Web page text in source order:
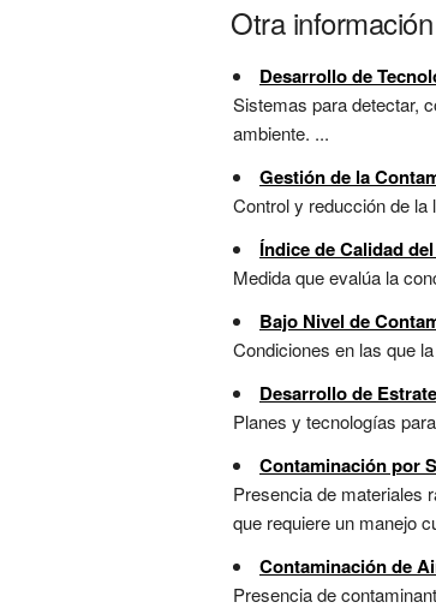
Otra
Desarrollo de
Sistemas para detectar,
ambiente. ...
Gestión de la
Control y reducción de
Índice de Calidad
Medida que evalúa la
Bajo Nivel de
Condiciones en las que
Desarrollo de
Planes y tecnologías
Contaminación por
Presencia de materiales
que requiere un manejo
Contaminación de
Presencia de